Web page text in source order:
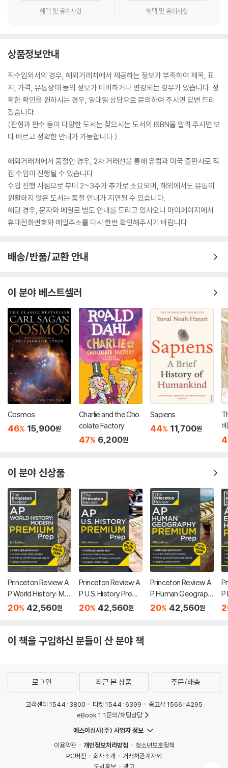
혜택 및 유의사항 혜택 및 유의사항
상품정보안내
직수입외서의 경우, 해외거래처에서 제공하는 정보가 부족하여 제목, 표
지, 가격, 유통상태 등의 정보가 미비하거나 변경되는 경우가 있습니다. 정
확한 확인을 원하시는 경우, 일대일 상담으로 문의하여 주시면 답변 드리
겠습니다.
(판형과 판수 등이 다양한 도서는 찾으시는 도서의 ISBN을 알려 주시면 보
다 빠르고 정확한 안내가 가능합니다.)
해외거래처에서 품절인 경우, 2차 거래선을 통해 유럽과 미국 출판사로 직
접 수입이 진행될 수 있습니다.
수입 진행 시점으로 부터 2~3주가 추가로 소요되며, 해외에서도 유통이
원활하지 않은 도서는 품절 안내가 지연될 수 있습니다.
해당 경우, 문자와 메일로 별도 안내를 드리고 있사오니 마이페이지에서
휴대전화번호와 메일주소를 다시 한번 확인해주시기 바랍니다.
배송/반품/교환 안내
이 분야 베스트셀러
Cosmos
46% 15,900원
Charlie and the Cho
colate Factory
47% 6,200원
Sapiens
44% 11,700원
이 분야 신상품
Princeton Review A
P World History: Mo
dern Premium Prep,
ctice Online + Cont
20% 42,560원
Princeton Review A
P U.S. History Premi
um Prep, 26th Editio
line + Content Revie
20% 42,560원
Princeton Review A
P Human Geograph
y Premium Prep, 18t
20% 42,560원
P
이 책을 구입하신 분들이 산 분야 책
로그인 최근 본 상품 주문/배송
고객센터 1544-3800 티켓 1544-6399
중고샵 1566-4295
eBook 1:1문의/채팅상담
예스이십사(주) 사업자 정보
이용약관
개인정보처리방침
청소년보호정책
PC버전
회사소개
거래처관계자께